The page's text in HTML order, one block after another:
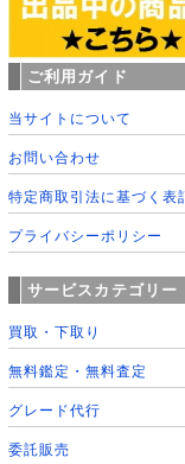
ご利用ガイド
当サイトについて
お問い合わせ
特定商取引法に基づく表
プライバシーポリシー
サービスカテゴリー
買取・下取り
無料鑑定・無料査定
グレード代行
委託販売